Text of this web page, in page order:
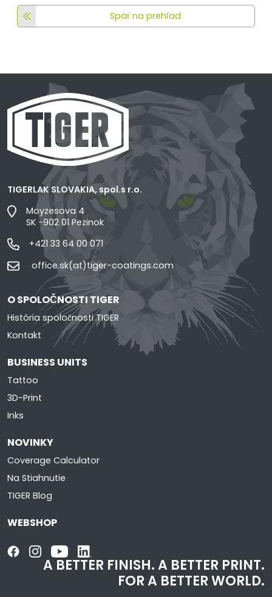
Späť na prehľad
TIGERLAK SLOVAKIA, spol.s r.o.
Moyzesova 4
SK -902 01 Pezinok
+421 33 64 00 071
office.sk(at)tiger-coatings.com
O SPOLOČNOSTI TIGER
História spoločnosti TIGER
Kontakt
BUSINESS UNITS
Tattoo
3D-Print
Inks
NOVINKY
Coverage Calculator
Na Stiahnutie
TIGER Blog
WEBSHOP
A BETTER FINISH.A BETTER PRINT.
FOR A BETTER WORLD.